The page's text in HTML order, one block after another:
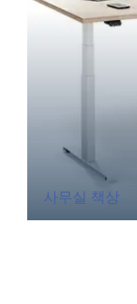
사무실 책상